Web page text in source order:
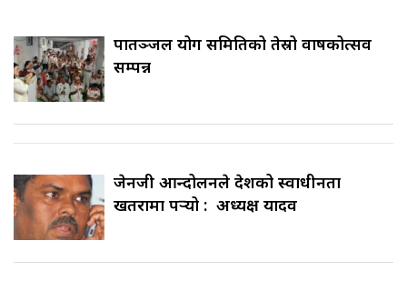
पातञ्जल योग समितिको तेस्रो वार्षिकोत्सव
सम्पन्न
जेनजी आन्दोलनले देशको स्वाधीनता
खतरामा पर्‍यो : अध्यक्ष यादव